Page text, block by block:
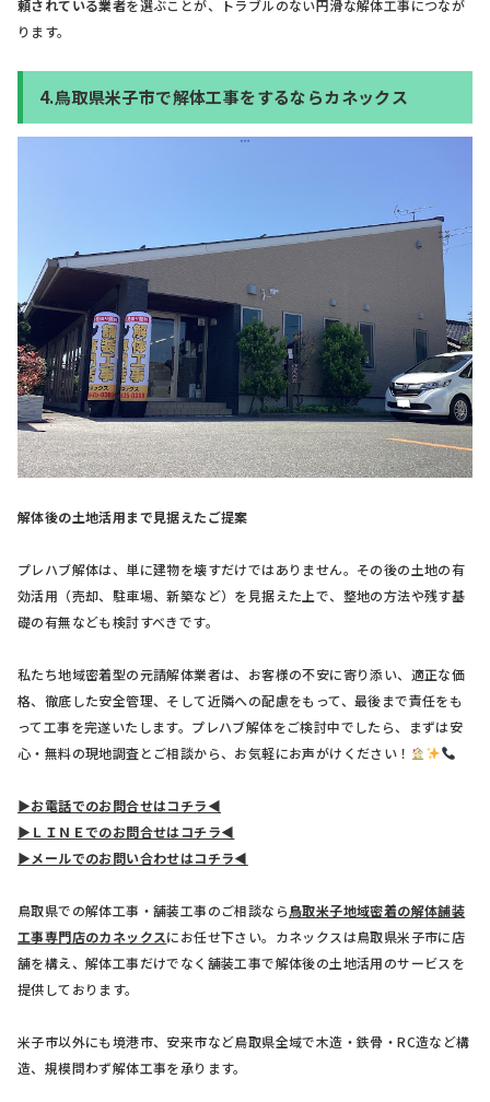
頼されている業者を選ぶことが、トラブルのない円滑な解体工事につなが
ります。
4.鳥取県米子市で解体工事をするならカネックス
解体後の土地活用まで見据えたご提案
プレハブ解体は、単に建物を壊すだけではありません。その後の土地の有
効活用（売却、駐車場、新築など）を見据えた上で、整地の方法や残す基
礎の有無なども検討すべきです。
私たち地域密着型の元請解体業者は、お客様の不安に寄り添い、適正な価
格、徹底した安全管理、そして近隣への配慮をもって、最後まで責任をも
って工事を完遂いたします。プレハブ解体をご検討中でしたら、まずは安
心・無料の現地調査とご相談から、お気軽にお声がけください！
▶お電話でのお問合せはコチラ◀
▶ＬＩＮＥでのお問合せはコチラ◀
▶メールでのお問い合わせはコチラ◀
鳥取県での解体工事・舗装工事のご相談なら鳥取米子地域密着の解体舗装
工事専門店のカネックスにお任せ下さい。カネックスは鳥取県米子市に店
舗を構え、解体工事だけでなく舗装工事で解体後の土地活用のサービスを
提供しております。
米子市以外にも境港市、安来市など鳥取県全域で木造・鉄骨・RC造など構
造、規模問わず解体工事を承ります。